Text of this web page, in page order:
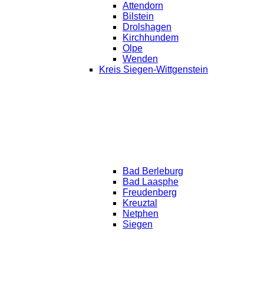
Attendorn
Bilstein
Drolshagen
Kirchhundem
Olpe
Wenden
Kreis Siegen-Wittgenstein
Bad Berleburg
Bad Laasphe
Freudenberg
Kreuztal
Netphen
Siegen